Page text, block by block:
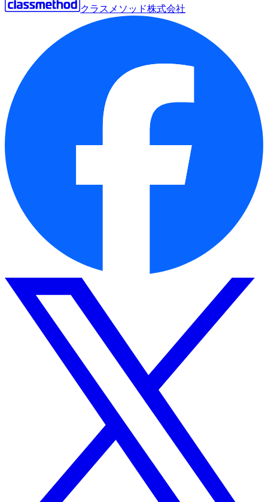
クラスメソッド株式会社